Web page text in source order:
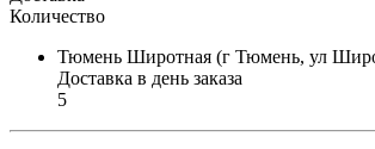
Количество
Тюмень Широтная (г Тюмень, ул
Доставка в день заказа
5